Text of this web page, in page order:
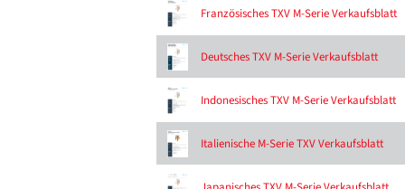
Französisches TXV M-Serie Verkaufsblatt
Deutsches TXV M-Serie Verkaufsblatt
Indonesisches TXV M-Serie Verkaufsblatt
Italienische M-Serie TXV Verkaufsblatt